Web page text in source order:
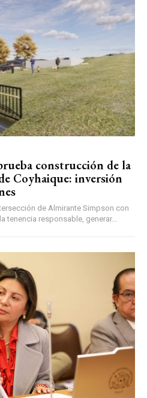
construcción de la
Coyhaique: inversión
de Almirante Simpson con
tenencia responsable, generar...